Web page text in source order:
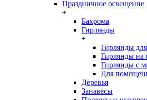
Праздничное освещение
+
Бахрома
Гирлянды
+
Гирлянды
Гирлянды на
Гирлянды с
Для
Деревья
Занавесы